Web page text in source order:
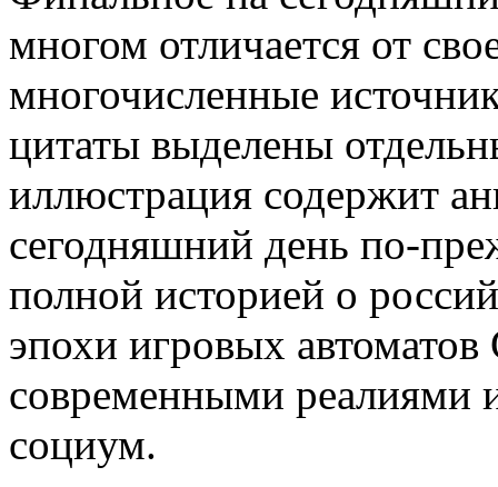
многом отличается от
многочисленные
цитаты выделены
иллюстрация содержит
сегодняшний день по-
полной историей о
эпохи игровых
современными реалиями
социум.